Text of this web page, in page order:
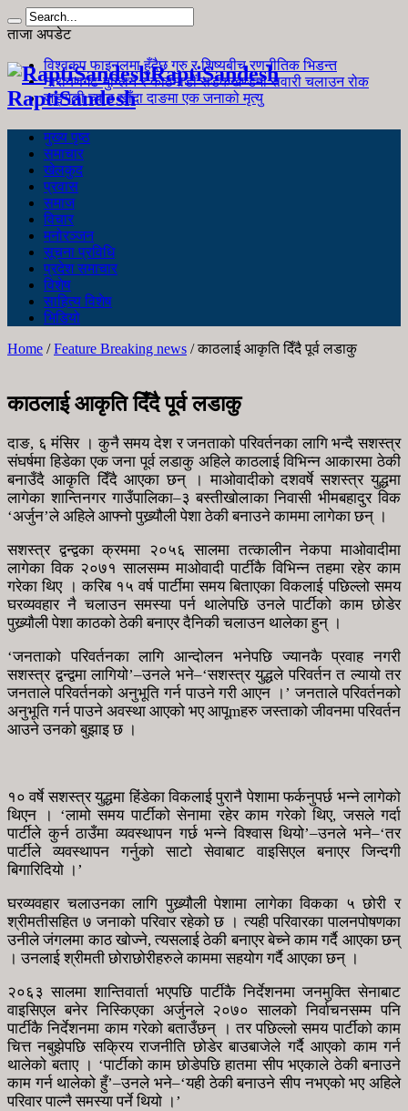
ताजा अपडेट
विश्वकप फाइनलमा हुँदैछ गुरु र शिष्यबीच रणनीतिक भिडन्त
नारायणगढ-मुग्लिन र काठमाडौं सडकखण्डमा सवारी चलाउन रोक
जङ्गली च्याउ खाँदा दाङमा एक जनाको मृत्यु
RaptiSandesh
RaptiSandesh
मुख्य पृष्ठ
समाचार
खेलकुद
प्रवास
समाज
विचार
मनोरञ्जन
सूचना प्रविधि
प्रदेश समाचार
विशेष
साहित्य विशेष
भिडियो
Home /Feature Breaking news /काठलाई आकृति दिँदै पूर्व लडाकु
काठलाई आकृति दिँदै पूर्व लडाकु
दाङ, ६ मंसिर । कुनै समय देश र जनताको परिवर्तनका लागि भन्दै सशस्त्र
संघर्षमा हिडेका एक जना पूर्व लडाकु अहिले काठलाई विभिन्न आकारमा ठेकी
बनाउँदै आकृति दिँदै आएका छन् । माओवादीको दशवर्षे सशस्त्र युद्धमा
लागेका शान्तिनगर गाउँपालिका–३ बस्तीखोलाका निवासी भीमबहादुर विक
‘अर्जुन’ले अहिले आफ्नो पुख्र्यौली पेशा ठेकी बनाउने काममा लागेका छन् ।
सशस्त्र द्वन्द्वका क्रममा २०५६ सालमा तत्कालीन नेकपा माओवादीमा
लागेका विक २०७१ सालसम्म माओवादी पार्टीकै विभिन्न तहमा रहेर काम
गरेका थिए । करिब १५ वर्ष पार्टीमा समय बिताएका विकलाई पछिल्लो समय
घरव्यवहार नै चलाउन समस्या पर्न थालेपछि उनले पार्टीको काम छोडेर
पुख्र्याैली पेशा काठको ठेकी बनाएर दैनिकी चलाउन थालेका हुन् ।
‘जनताको परिवर्तनका लागि आन्दोलन भनेपछि ज्यानकै प्रवाह नगरी
सशस्त्र द्वन्द्वमा लागियो’–उनले भने–‘सशस्त्र युद्धले परिवर्तन त ल्यायो तर
जनताले परिवर्तनको अनुभूति गर्न पाउने गरी आएन ।’ जनताले परिवर्तनको
अनुभूति गर्न पाउने अवस्था आएको भए आपूmहरु जस्ताको जीवनमा परिवर्तन
आउने उनको बुझाइ छ ।
१० वर्षे सशस्त्र युद्धमा हिंडेका विकलाई पुरानै पेशामा फर्कनुपर्छ भन्ने लागेको
थिएन । ‘लामो समय पार्टीको सेनामा रहेर काम गरेको थिए, जसले गर्दा
पार्टीले कुर्न ठाउँमा व्यवस्थापन गर्छ भन्ने विश्वास थियो’–उनले भने–‘तर
पार्टीले व्यवस्थापन गर्नुको साटो सेवाबाट वाइसिएल बनाएर जिन्दगी
बिगारिदियो ।’
घरव्यवहार चलाउनका लागि पुख्र्यौली पेशामा लागेका विकका ५ छोरी र
श्रीमतीसहित ७ जनाको परिवार रहेको छ । त्यही परिवारका पालनपोषणका
उनीले जंगलमा काठ खोज्ने, त्यसलाई ठेकी बनाएर बेच्ने काम गर्दै आएका छन्
। उनलाई श्रीमती छोराछोरीहरुले काममा सहयोग गर्दै आएका छन् ।
२०६३ सालमा शान्तिवार्ता भएपछि पार्टीकै निर्देशनमा जनमुक्ति सेनाबाट
वाइसिएल बनेर निस्किएका अर्जुनले २०७० सालको निर्वाचनसम्म पनि
पार्टीकै निर्देशनमा काम गरेको बताउँछन् । तर पछिल्लो समय पार्टीको काम
चित्त नबुझेपछि सक्रिय राजनीति छोडेर बाउबाजेले गर्दै आएको काम गर्न
थालेको बताए । ‘पार्टीको काम छोडेपछि हातमा सीप भएकाले ठेकी बनाउने
काम गर्न थालेको हुँ’–उनले भने–‘यही ठेकी बनाउने सीप नभएको भए अहिले
परिवार पाल्नै समस्या पर्ने थियो ।’